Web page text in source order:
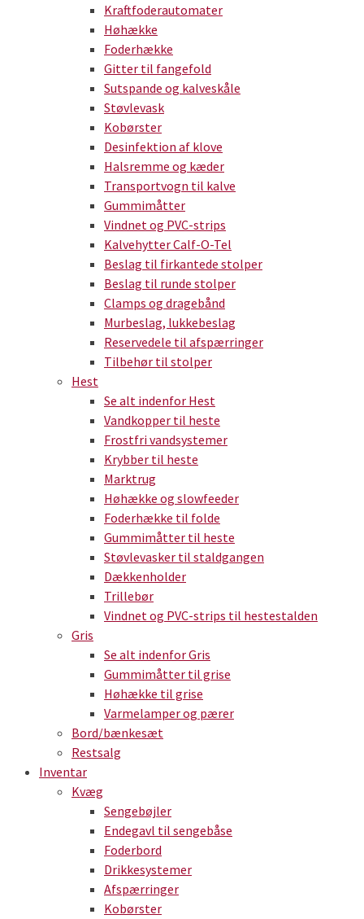
Kraftfoderautomater
Høhække
Foderhække
Gitter til fangefold
Sutspande og kalveskåle
Støvlevask
Kobørster
Desinfektion af klove
Halsremme og kæder
Transportvogn til kalve
Gummimåtter
Vindnet og PVC-strips
Kalvehytter Calf-O-Tel
Beslag til firkantede stolper
Beslag til runde stolper
Clamps og dragebånd
Murbeslag, lukkebeslag
Reservedele til afspærringer
Tilbehør til stolper
Hest
Se alt indenfor Hest
Vandkopper til heste
Frostfri vandsystemer
Krybber til heste
Marktrug
Høhække og slowfeeder
Foderhække til folde
Gummimåtter til heste
Støvlevasker til staldgangen
Dækkenholder
Trillebør
Vindnet og PVC-strips til hestestalden
Gris
Se alt indenfor Gris
Gummimåtter til grise
Høhække til grise
Varmelamper og pærer
Bord/bænkesæt
Restsalg
Inventar
Kvæg
Sengebøjler
Endegavl til sengebåse
Foderbord
Drikkesystemer
Afspærringer
Kobørster